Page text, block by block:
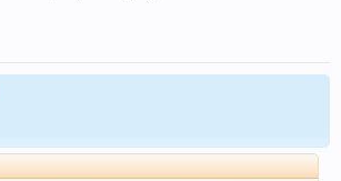
игры, пояснять дальше смысла не вижу, ты так же
шилкой и понтуеца почем свет видел:)